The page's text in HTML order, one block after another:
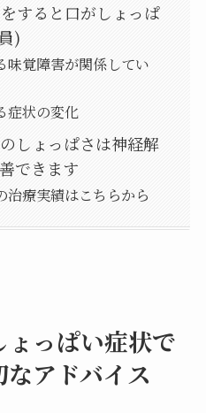
すると口がしょっぱ
)
味覚障害が関係してい
症状の変化
しょっぱさは神経解
できます
治療実績はこちらから
っぱい症状で
アドバイス